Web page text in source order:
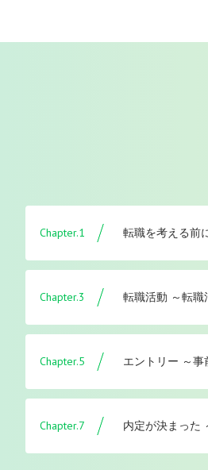
Chapter.1 転職を考える前
Chapter.3 転職活動 ～転職
Chapter.5 エントリー ～事
Chapter.7 内定が決まった